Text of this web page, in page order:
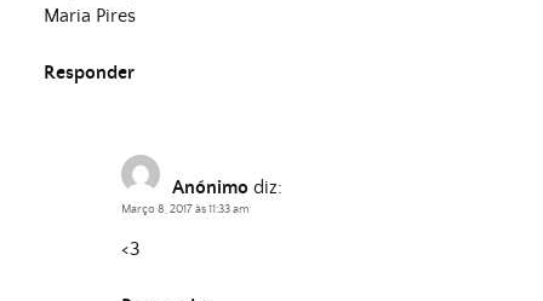
Maria Pires
Responder
Anónimo diz:
Março 8, 2017 às 11:33 am
<3